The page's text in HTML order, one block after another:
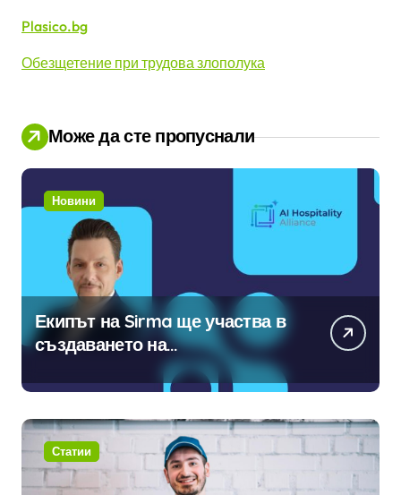
Plasico.bg
Обезщетение при трудова злополука
Може да сте пропуснали
Новини
Екипът на Sirma ще участва в
създаването на
международните стандарти за
навлизане на изкуствен
интелект в хотелиерството
Статии